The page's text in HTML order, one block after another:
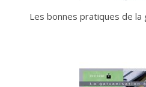
Les bonnes pratiques de la